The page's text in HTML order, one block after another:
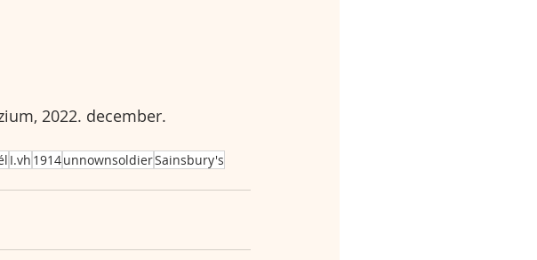
2022. december.
I.vh 1914unnownsoldierSainsbury's